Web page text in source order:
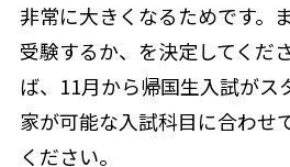
非常に大きくなるためです。
受験するか、を決定してくだ
ば、11月から帰国生入試がス
家が可能な入試科目に合わせ
ください。